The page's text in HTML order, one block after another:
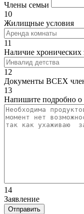
Члены семьи
10
Жилищные условия
11
Наличие хронических
12
Документы ВСЕХ
13
Напишите подробно о
14
Заявление